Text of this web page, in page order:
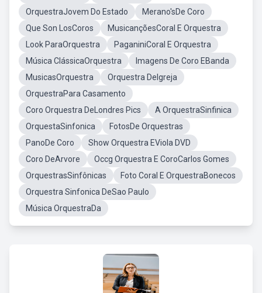
OrquestraJovem Do Estado
Merano'sDe Coro
Que Son LosCoros
MusicançõesCoral E Orquestra
Look ParaOrquestra
PaganiniCoral E Orquestra
Música ClássicaOrquestra
Imagens De Coro EBanda
MusicasOrquestra
Orquestra DeIgreja
OrquestraPara Casamento
Coro Orquestra DeLondres Pics
A OrquestraSinfinica
OrquestaSinfonica
FotosDe Orquestras
PanoDe Coro
Show Orquestra EViola DVD
Coro DeArvore
Occg Orquestra E CoroCarlos Gomes
OrquestrasSinfônicas
Foto Coral E OrquestraBonecos
Orquestra Sinfonica DeSao Paulo
Música OrquestraDa